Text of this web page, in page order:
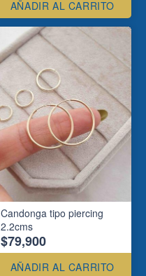
AÑADIR AL CARRITO
Candonga tipo piercing
2.2cms
$79,900
AÑADIR AL CARRITO